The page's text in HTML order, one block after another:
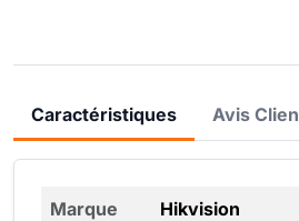
Caractéristiques Avis
Marque Hikvision